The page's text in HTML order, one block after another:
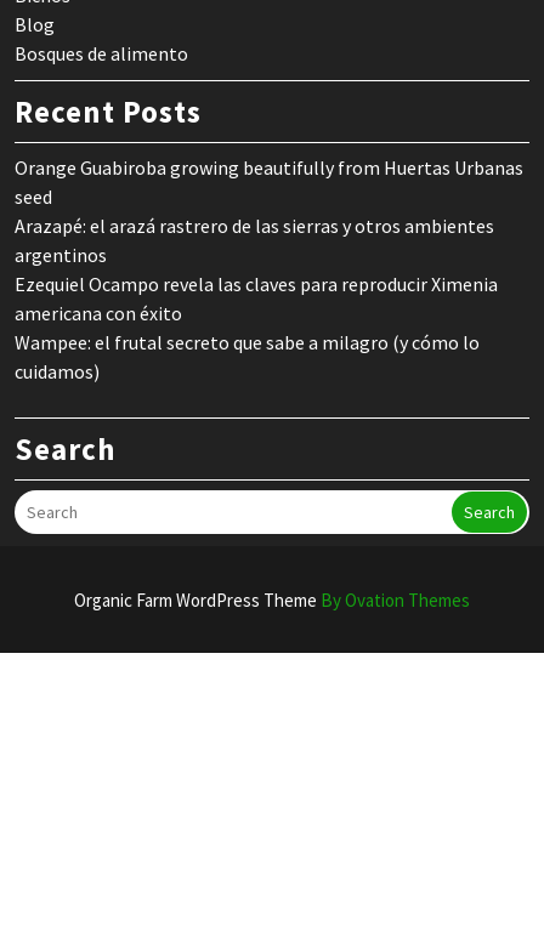
Blog
Bosques de alimento
Recent Posts
Orange Guabiroba growing beautifully from Huertas Urbanas
seed
Arazapé: el arazá rastrero de las sierras y otros ambientes
argentinos
Ezequiel Ocampo revela las claves para reproducir Ximenia
americana con éxito
Wampee: el frutal secreto que sabe a milagro (y cómo lo
cuidamos)
Search
Search
Organic Farm WordPress Theme By Ovation Themes